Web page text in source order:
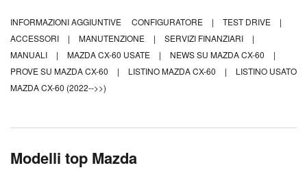
INFORMAZIONI AGGIUNTIVE CONFIGURATORE | TEST DRIVE
|
ACCESSORI
| MANUTENZIONE | SERVIZI FINANZIARI
|
MANUALI
| MAZDA CX-60 USATE | NEWS SU MAZDA CX-60
|
PROVE SU MAZDA CX-60
| LISTINO MAZDA CX-60 |
LISTINO USATO
MAZDA CX-60 (2022-->>)
Modelli top Mazda